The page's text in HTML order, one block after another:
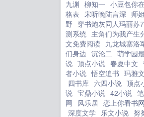
九渊 柳知一 小豆包你
格表 宋听晚陆言深 师
野 穿书炮灰同人玛丽苏
测系统 主角们为我产生
文免费阅读 九龙城寨洛
们身边 沉沦二 萌学园
说 顶点小说 春夏中文
者小说 悟空追书 玛雅
四书库 六四小说 顶点
说 宝鼎小说 42小说
网
风乐居 恋上你看书网
深度文学 乐文小说 努